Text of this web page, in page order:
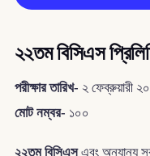
২২তম বিসিএস
পরীক্ষার তারিখ- ২ ফেব্রুয়ারী
মোট নম্বর- ১০০
২২তম বিসিএসএবং অন্যান্য